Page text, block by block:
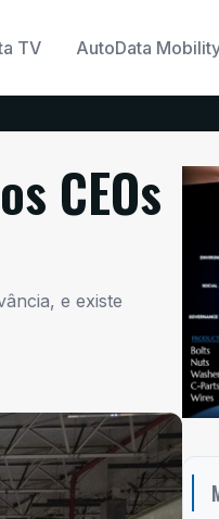
TV AutoData
CEOs
e existe